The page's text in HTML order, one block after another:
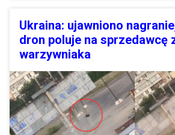
Ukraina: ujawniono
dron poluje na sprzedawcę
warzywniaka